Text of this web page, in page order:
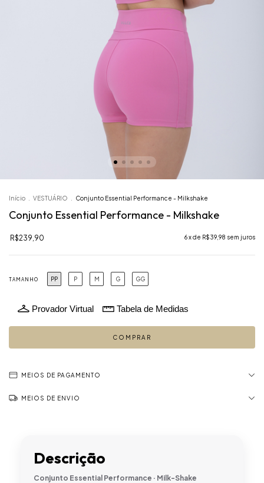
Início VESTUÁRIO Conjunto Essential Performance - Milkshake
Conjunto Essential Performance - Milkshake
R$239,90 6x de R$39,98 sem juros
TAMANHO PP P M G GG
Provador Virtual Tabela de Medidas
MEIOS DE PAGAMENTO
MEIOS DE ENVIO
Descrição
Conjunto Essential Performance · Milk-Shake